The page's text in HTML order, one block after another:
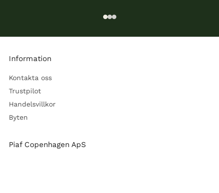
Information
Kontakta oss
Trustpilot
Handelsvillkor
Byten
Piaf Copenhagen ApS